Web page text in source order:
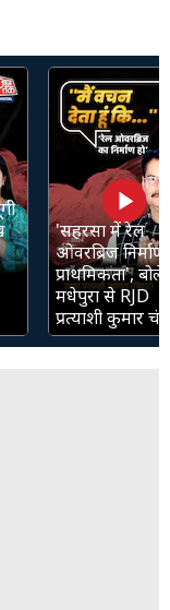
'सहरसा में रेल
ओवरब्रिज निर्माण
प्राथमिकता', बोले
मधेपुरा से RJD
प्रत्याशी कुमार